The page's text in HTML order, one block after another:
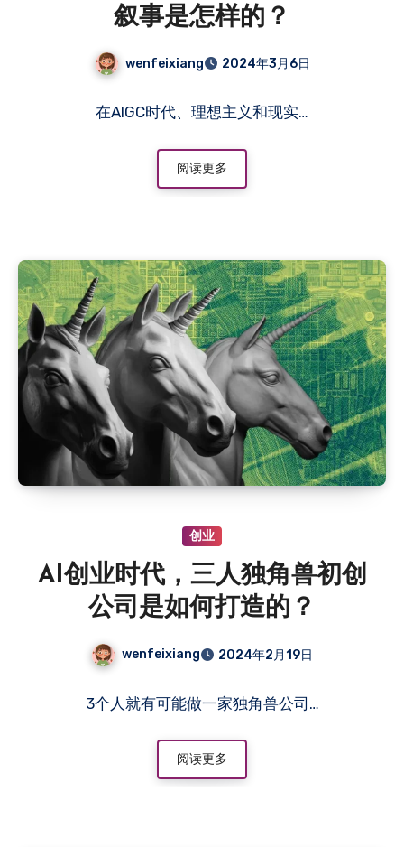
叙事是怎样的？
wenfeixiang 2024年3月6日
在AIGC时代、理想主义和现实…
阅读更多
创业
AI创业时代，三人独角兽初创
公司是如何打造的？
wenfeixiang 2024年2月19日
3个人就有可能做一家独角兽公司…
阅读更多